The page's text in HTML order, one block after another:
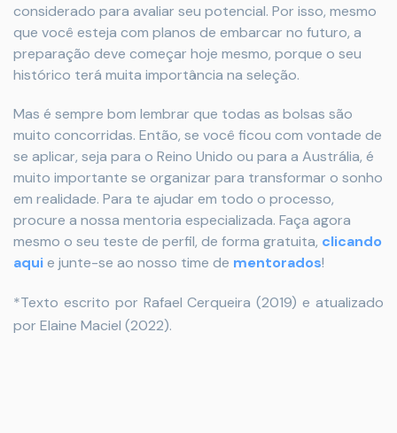
considerado para avaliar seu potencial. Por isso, mesmo
que você esteja com planos de embarcar no futuro, a
preparação deve começar hoje mesmo, porque o seu
histórico terá muita importância na seleção.
Mas é sempre bom lembrar que todas as bolsas são
muito concorridas. Então, se você ficou com vontade de
se aplicar, seja para o Reino Unido ou para a Austrália, é
muito importante se organizar para transformar o sonho
em realidade. Para te ajudar em todo o processo,
procure a nossa mentoria especializada. Faça agora
mesmo o seu teste de perfil, de forma gratuita, clicando
aquie junte-se ao nosso time de mentorados!
*Texto escrito por Rafael Cerqueira (2019) e atualizado
por Elaine Maciel (2022).